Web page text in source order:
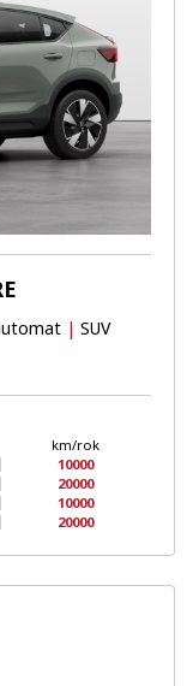
| SUV
km/rok
10000
20000
10000
20000